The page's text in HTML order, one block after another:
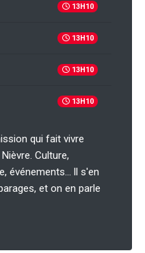
13H10
13H10
13H10
13H10
qui fait vivre
Culture,
événements… ll s'en
et on en parle